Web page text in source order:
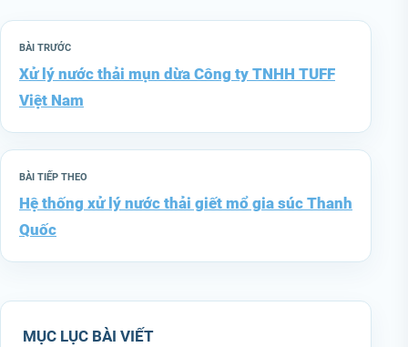
BÀI TRƯỚC
Xử lý nước thải mụn dừa Công ty TNHH TUFF
Việt Nam
BÀI TIẾP THEO
Hệ thống xử lý nước thải giết mổ gia súc Thanh
Quốc
MỤC LỤC BÀI VIẾT